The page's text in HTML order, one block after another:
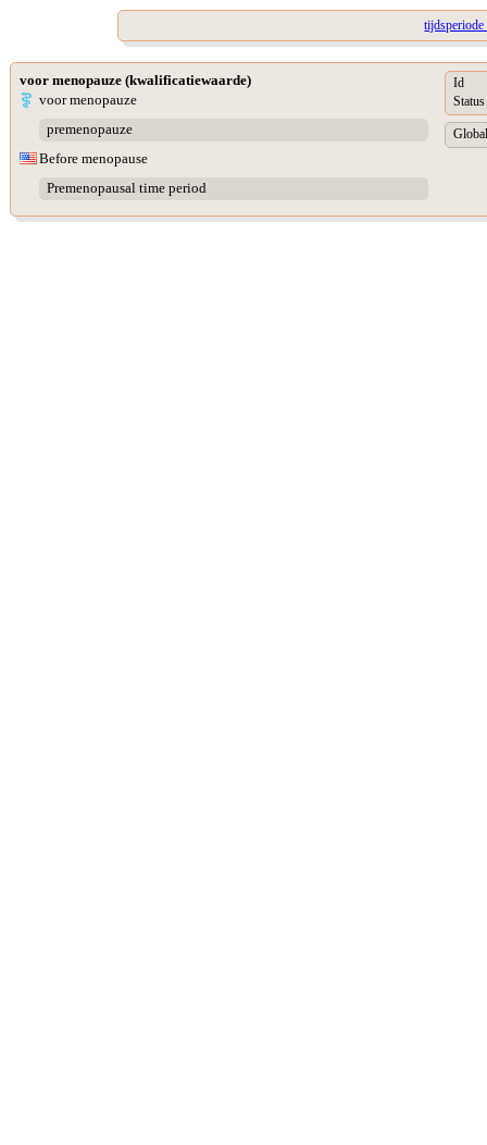
tijdsperiode
voor menopauze (kwalificatiewaarde)
voor menopauze
premenopauze
Before menopause
Premenopausal time period
Id
Status